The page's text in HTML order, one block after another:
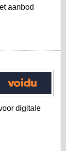
aanbod
digitale